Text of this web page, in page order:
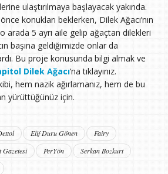
ulaştırılmaya başlayacak yakında.
konukları beklerken, Dilek Ağacı’nın
arada 5 ayrı aile gelip ağaçtan dilekleri
başına geldiğimizde onlar da
Bu proje konusunda bilgi almak ve
Dilek Ağacı‘na tıklayınız.
hem nazik ağırlamanız, hem de bu
yürüttüğünüz için.
Elif Duru Gönen
Fairy
PerYön
Serkan Bozkurt